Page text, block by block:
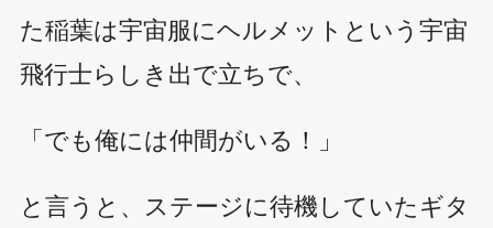
た稲葉は宇宙服にヘルメットという宇宙
飛行士らしき出で立ちで、
「でも俺には仲間がいる！」
と言うと、ステージに待機していたギタ